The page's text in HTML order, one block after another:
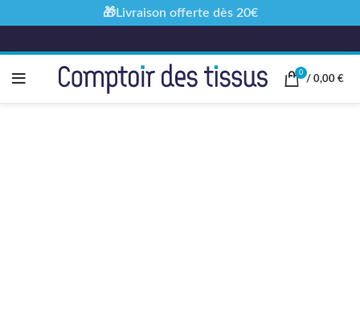
0
/ 0,00 €
🎁Livraison offerte dès 20€